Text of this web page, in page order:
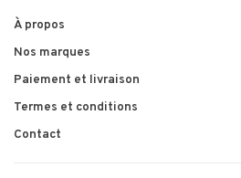
À propos
Nos marques
Paiement et livraison
Termes et conditions
Contact